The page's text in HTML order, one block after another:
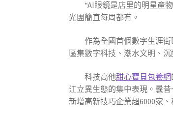
“AI眼鏡是店里的明星產
光團簡直每周都有。
作為全國首個數字生涯
區集數字科技、潮水文明、
科技高他甜心寶貝包養網
江立異生態的集中表現。曩
新增高新技巧企業超6000家